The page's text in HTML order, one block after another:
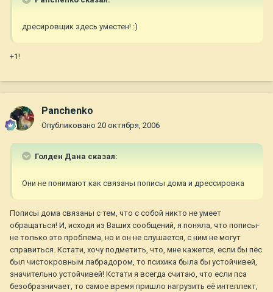
дресировщик здесь уместен! :)
+1!
Panchenko
Опубликовано 20 октября, 2006
Голден Дана сказал:
Они не понимают как связаны пописы дома и дрессировка
Пописы дома связаны с тем, что с собой никто не умеет
обращаться! И, исходя из Ваших сообщений, я поняла, что пописы-
не только это проблема, но и он не слушается, с ним не могут
справиться. Кстати, хочу подметить, что, мне кажется, если бы пёс
был чистокровным лабрадором, то психика была бы устойчивей,
значительно устойчивей! Кстати я всегда считаю, что если пса
безобразничает, то самое время пришло нагрузить её интеллект,